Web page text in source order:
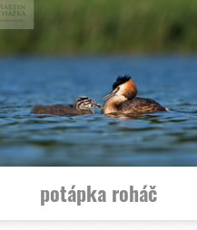
potápka roháč